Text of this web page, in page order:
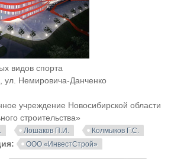
видов спорта
ул. Немировича-Данченко
учреждение Новосибирской области
строительства»
Лошаков П.И. Колмыков Г.С.
ООО «ИнвестСтрой»